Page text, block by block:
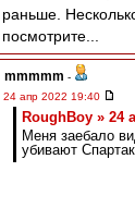
раньше.
посмотрите...
mmmmm -
24 апр 2022 19:40
RoughBoy » 24
Меня заебало
убивают